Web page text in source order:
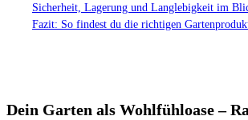
Dein Garten als Wohlfühloase –
Sicherheit, Lagerung und Langlebigkeit im
Fazit: So findest du die richtigen